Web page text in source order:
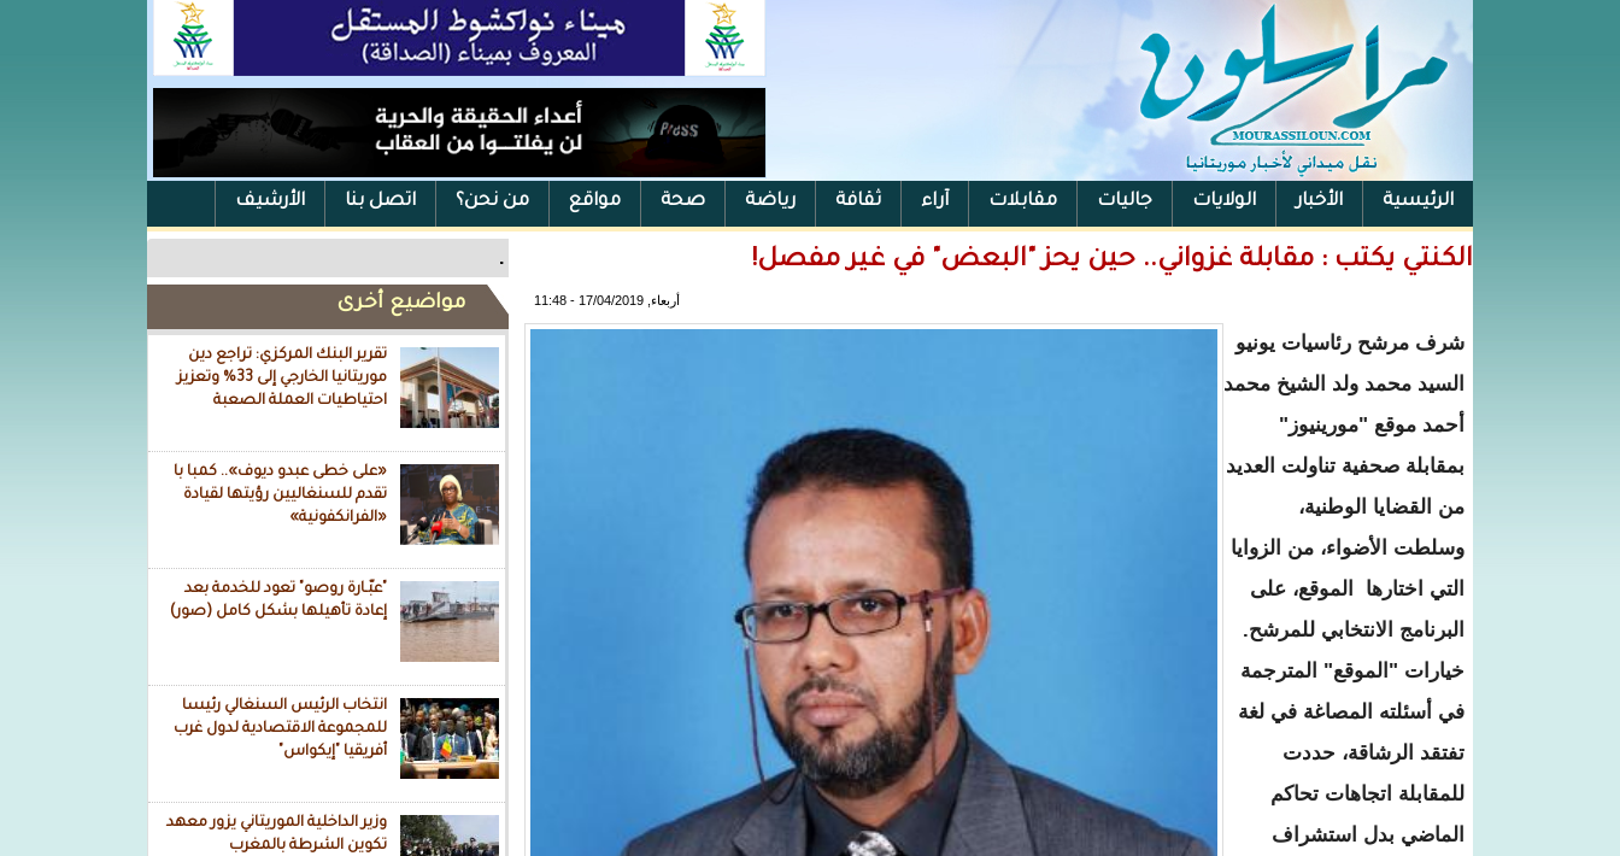
الرئيسية الأخبار الولايات جاليات مقابلات آراء ثقافة رياضة صحة مواقع من نحن؟ اتصل بنا الأرشيف
الفيس بوك .
مواضيع أخرى
تقرير البنك المركزي: تراجع دين
موريتانيا الخارجي إلى 33% وتعزيز
احتياطيات العملة الصعبة
«على خطى عبدو ديوف».. كمبا با
تقدم للسنغاليين رؤيتها لقيادة
«الفرانكفونية»
"عبّـارة روصو" تعود للخدمة بعد
إعادة تأهيلها بشكل كامل (صور)
انتخاب الرئيس السنغالي رئيسا
للمجموعة الاقتصادية لدول غرب
أفريقيا "إيكواس"
وزير الداخلية الموريتاني يزور معهد
تكوين الشرطة بالمغرب
الكنتي يكتب : مقابلة غزواني.. حين يحز "البعض" في غير مفصل!
أربعاء, 17/04/2019 - 11:48
شرف مرشح رئاسيات يونيو
السيد محمد ولد الشيخ محمد
أحمد موقع "مورينيوز"
بمقابلة صحفية تناولت العديد
من القضايا الوطنية،
وسلطت الأضواء، من الزوايا
التي اختارها الموقع، على
البرنامج الانتخابي للمرشح.
خيارات "الموقع" المترجمة
في أسئلته المصاغة في لغة
تفتقد الرشاقة، حددت
للمقابلة اتجاهات تحاكم
الماضي بدل استشراف